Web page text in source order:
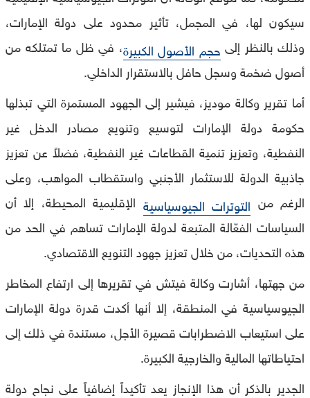
سيكون لها، في المجمل، تأثير محدود على دولة الإمارات،
وذلك بالنظر إلى حجم الأصول الكبيرة، في ظل ما تمتلكه من
أصول ضخمة وسجل حافل بالاستقرار الداخلي.
أما تقرير وكالة موديز، فيشير إلى الجهود المستمرة التي تبذلها
حكومة دولة الإمارات لتوسيع وتنويع مصادر الدخل غير
النفطية، وتعزيز تنمية القطاعات غير النفطية، فضلاً عن تعزيز
جاذبية الدولة للاستثمار الأجنبي واستقطاب المواهب، وعلى
الرغم من التوترات الجيوسياسية الإقليمية المحيطة، إلا أن
السياسات الفعّالة المتبعة لدولة الإمارات تساهم في الحد من
هذه التحديات، من خلال تعزيز جهود التنويع الاقتصادي.
من جهتها، أشارت وكالة فيتش في تقريرها إلى ارتفاع المخاطر
الجيوسياسية في المنطقة، إلا أنها أكدت قدرة دولة الإمارات
على استيعاب الاضطرابات قصيرة الأجل، مستندة في ذلك إلى
احتياطاتها المالية والخارجية الكبيرة.
الجدير بالذكر أن هذا الإنجاز يعد تأكيداً إضافياً على نجاح دولة